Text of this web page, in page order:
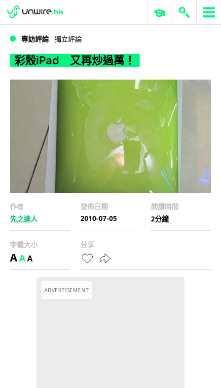
彩殼iPad 又再炒過萬！
WWDC 2026 ERP 與商業 AI
專訪評論 獨立評論
彩殼iPad 又再炒過萬！
作者
先之達人
發佈日期
2010-07-05
閱讀時間
2分鐘
字體大小
AAA
分享
ADVERTISEMENT